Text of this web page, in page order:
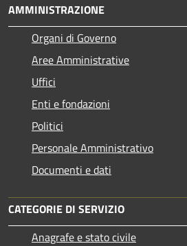
AMMINISTRAZIONE
Organi di Governo
Aree Amministrative
Uffici
Enti e fondazioni
Politici
Personale Amministrativo
Documenti e dati
CATEGORIE DI SERVIZIO
Anagrafe e stato civile